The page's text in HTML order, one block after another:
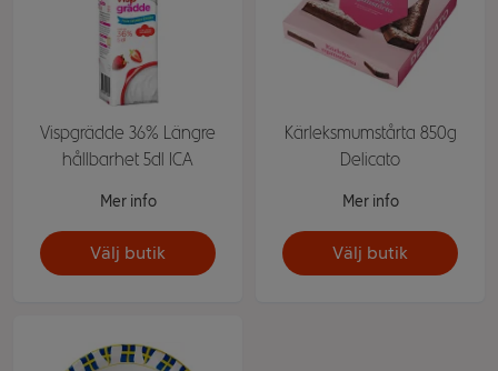
Vispgrädde 36% Längre
hållbarhet 5dl ICA
Mer info
Välj butik
Kärleksmumstårta 850g
Delicato
Mer info
Välj butik